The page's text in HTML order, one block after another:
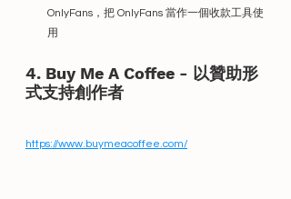
OnlyFans，把 OnlyFans 當作一個收款工具使
用
4. Buy Me A Coffee - 以贊助形
式支持創作者
https://www.buymeacoffee.com/